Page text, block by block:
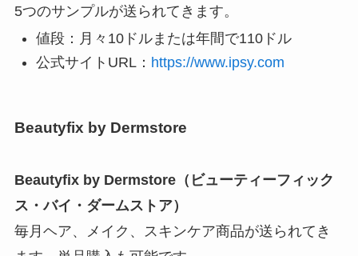
5つのサンプルが送られてきます。
値段：月々10ドルまたは年間で110ドル
公式サイトURL： https://www.ipsy.com
Beautyfix by Dermstore
Beautyfix by Dermstore（ビューティーフィック
ス・バイ・ダームストア）
毎月ヘア、メイク、スキンケア商品が送られてき